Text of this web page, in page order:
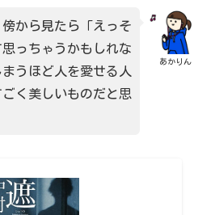
あかりん
から見たら「えっそ
っちゃうかもしれな
うほど人を愛せる人
く美しいものだと思